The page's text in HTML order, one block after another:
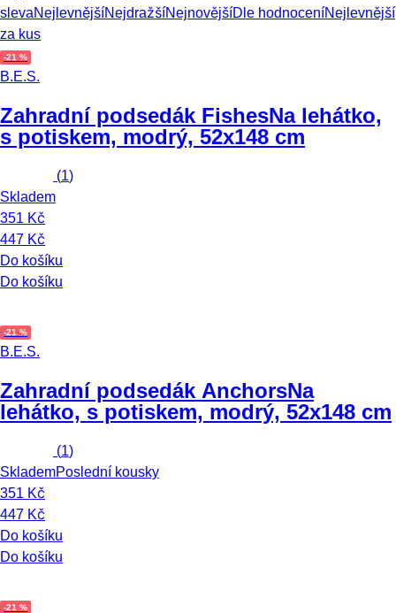
slevaNejlevnějšíNejdražšíNejnovějšíDle hodnoceníNejlevnější
za kus
-21 %
B.E.S.
Zahradní podsedák FishesNa lehátko,
s potiskem, modrý, 52x148 cm
(1)
Skladem
351 Kč
447 Kč
Do košíku
Do košíku
-21 %
B.E.S.
Zahradní podsedák AnchorsNa
lehátko, s potiskem, modrý, 52x148 cm
(1)
SklademPoslední kousky
351 Kč
447 Kč
Do košíku
Do košíku
-21 %